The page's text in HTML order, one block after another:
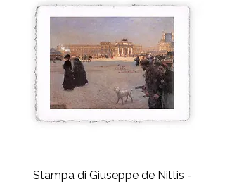
Stampa di Giuseppe de Nittis -